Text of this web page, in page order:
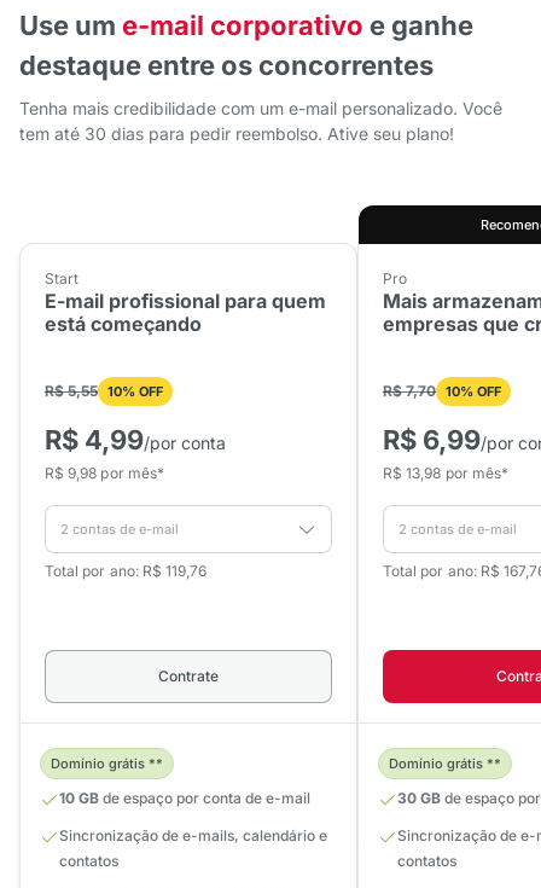
Use um e-mail corporativo e ganhe
destaque entre os concorrentes
Tenha mais credibilidade com um e-mail personalizado. Você
tem até 30 dias para pedir reembolso. Ative seu plano!
Start
E-mail profissional para quem
está começando
R$ 5,55 10% OFF
R$ 4,99/por conta
R$ 9,98 por mês*
Total por ano: R$ 119,76
Contrate
Domínio grátis **
10 GB de espaço por conta de e-mail
Sincronização de e-mails, calendário e
contatos
Pro
Mais
empresas que
R$ 7,70 10% OFF
R$ 6,99/por
R$ 13,98 por mês*
Total por ano: R$
Domínio grátis **
30 GB de espaço
Sincronização de
contatos